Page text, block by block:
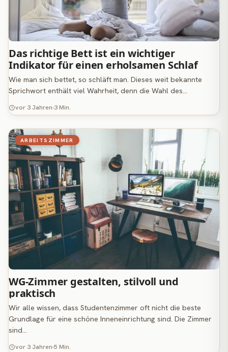
Das richtige Bett ist ein wichtiger
Indikator für einen erholsamen Schlaf
Wie man sich bettet, so schläft man. Dieses weit bekannte
Sprichwort enthält viel Wahrheit, denn die Wahl des…
vor 3 Jahren 3 Min.
ARBEITSZIMMER
WG-Zimmer gestalten, stilvoll und
praktisch
Wir alle wissen, dass Studentenzimmer oft nicht die beste
Grundlage für eine schöne Inneneinrichtung sind. Die Zimmer
sind…
vor 3 Jahren 5 Min.